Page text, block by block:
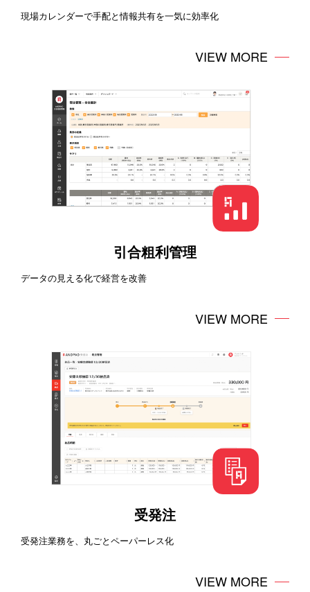
現場カレンダーで手配と情報共有を一気に効率化
VIEW MORE
引合粗利管理
データの見える化で経営を改善
VIEW MORE
受発注
受発注業務を、丸ごとペーパーレス化
VIEW MORE